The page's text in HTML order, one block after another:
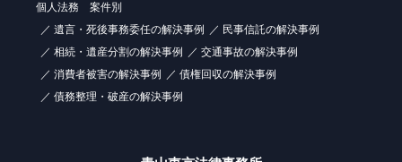
個人法務 案件別
遺言・死後事務委任の解決事例
民事信託の解決事例
相続・遺産分割の解決事例
交通事故の解決事例
消費者被害の解決事例
債権回収の解決事例
債務整理・破産の解決事例